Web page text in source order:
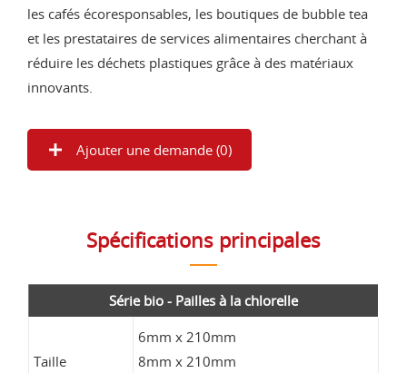
les cafés écoresponsables, les boutiques de bubble tea
et les prestataires de services alimentaires cherchant à
réduire les déchets plastiques grâce à des matériaux
innovants.
Ajouter une demande (0)
Spécifications principales
Série bio - Pailles à la chlorelle
Taille
6mm x 210mm
8mm x 210mm